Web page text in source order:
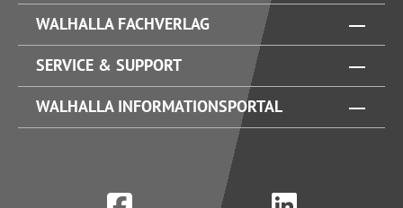
WALHALLA FACHVERLAG
SERVICE & SUPPORT
WALHALLA INFORMATIONSPORTAL